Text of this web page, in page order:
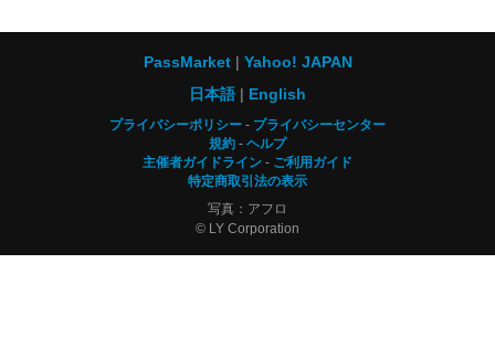
PassMarket
Yahoo! JAPAN
日本語
English
プライバシーポリシー
プライバシーセンター
規約
ヘルプ
主催者ガイドライン
ご利用ガイド
特定商取引法の表示
写真：アフロ
© LY Corporation